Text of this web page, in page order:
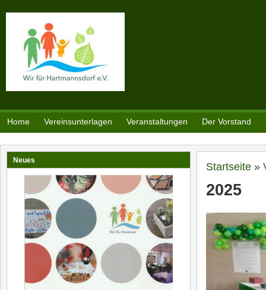
Home Vereinsunterlagen Veranstaltungen Der Vorstand
Sie sind
Startseite »
2025
Neues